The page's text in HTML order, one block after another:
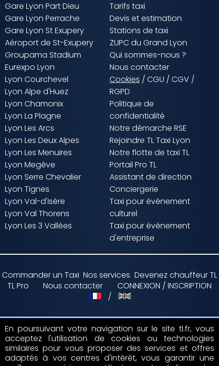
Gare Lyon Part Dieu
Gare Lyon Perrache
Gare Lyon St Exupery
Aéroport de St-Exupery
Groupama Stadium
Eurexpo Lyon
Lyon Courchevel
Lyon Alpe d'Huez
Lyon Chamonix
Lyon La Plagne
Lyon Les Arcs
Lyon Les Deux Alpes
Lyon Les Menuires
Lyon Megève
Lyon Serre Chevalier
Lyon Tignes
Lyon Val-d'Isère
Lyon Val Thorens
Lyon Les 3 Vallées
Tarifs taxi
Devis et estimation
Stations de taxi
ZUPC du Grand Lyon
Qui sommes-nous ?
Nous contacter
Cookies / CGU / CGV /
RGPD
Politique de
confidentialité
Notre démarche RSE
Rejoindre TL Taxi Lyon
Notre flotte de taxi TL
Portail Pro TL
Assistant de direction
Conciergerie
Taxi pour événement
culturel
Taxi pour événement
d'entreprise
Commander un Taxi Nos services Devenez chauffeur TL
TL Pro
Nous contacter
CONNEXION / INSCRIPTION
/
Paiement par
Suivez nous sur
En poursuivant votre navigation sur le site tl.fr, vous
acceptez l'utilisation de cookies ou technologies
similaires pour vous proposer des services et offres
adaptés à vos centres d'intérêt, vous garantir une